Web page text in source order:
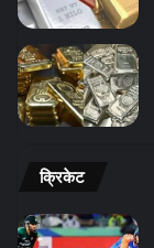
क्रिकेट